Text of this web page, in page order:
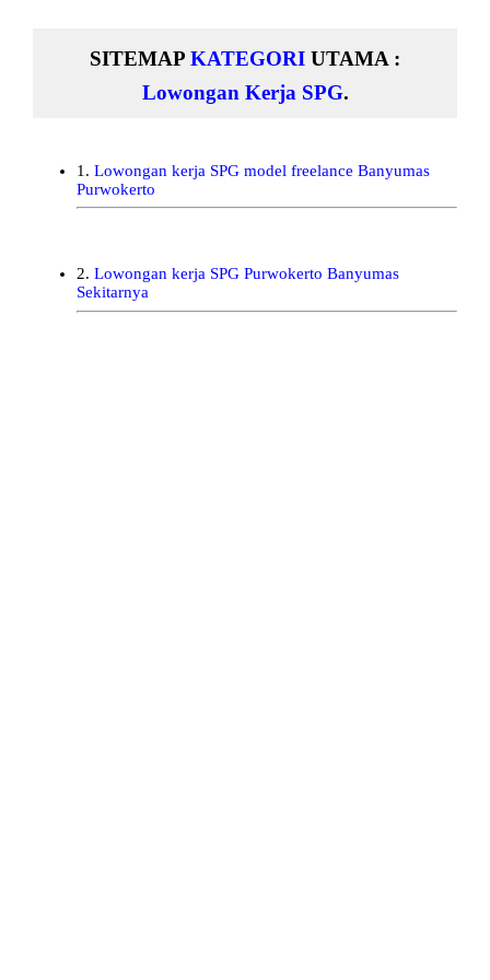
SITEMAP KATEGORI UTAMA :
Lowongan Kerja SPG.
1. Lowongan kerja SPG model freelance Banyumas
Purwokerto
2. Lowongan kerja SPG Purwokerto Banyumas
Sekitarnya